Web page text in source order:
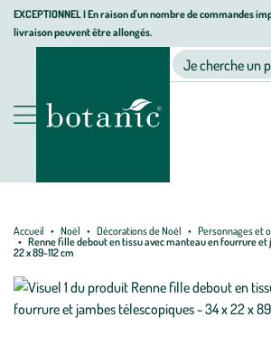
Aller
Aller
au
Aller
au
page
EXCEPTIONNEL I En raison d'un nombre de commandes
livraison peuvent être allongés.
Nos produits
Jardinerie écologique, animalerie,
Je cherche un
Accueil Noël Décorations de Noël
Personnages et
Renne fille debout en tissu avec manteau en fourrure
22 x 89-112 cm